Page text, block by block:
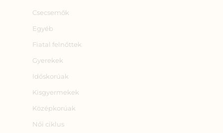
Csecsemők
Egyéb
Fiatal felnőttek
Gyerekek
Időskorúak
Kisgyermekek
Középkorúak
Női ciklus